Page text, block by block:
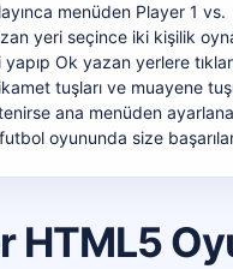
menüden Player 1 vs.
yeri seçince iki kişilik
Ok yazan yerlere
tuşları ve muayene
ana menüden
oyununda size
HTML5